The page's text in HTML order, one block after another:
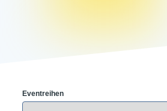
Eventreihen